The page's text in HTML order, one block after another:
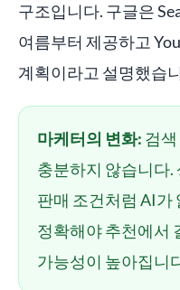
구조입니다. 구글은
여름부터 제공하고
계획이라고 설명했습
마케터의 변화: 검
충분하지 않습니다.
판매 조건처럼 AI가
정확해야 추천에서
가능성이 높아집니